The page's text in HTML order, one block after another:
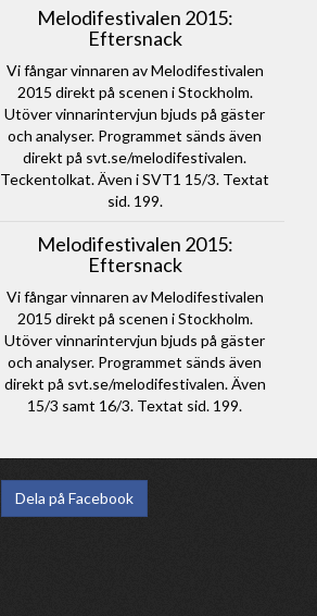
Melodifestivalen 2015:
Eftersnack
Vi fångar vinnaren av Melodifestivalen
2015 direkt på scenen i Stockholm.
Utöver vinnarintervjun bjuds på gäster
och analyser. Programmet sänds även
direkt på svt.se/melodifestivalen.
Teckentolkat. Även i SVT1 15/3. Textat
sid. 199.
Melodifestivalen 2015:
Eftersnack
Vi fångar vinnaren av Melodifestivalen
2015 direkt på scenen i Stockholm.
Utöver vinnarintervjun bjuds på gäster
och analyser. Programmet sänds även
direkt på svt.se/melodifestivalen. Även
15/3 samt 16/3. Textat sid. 199.
Dela på Facebook